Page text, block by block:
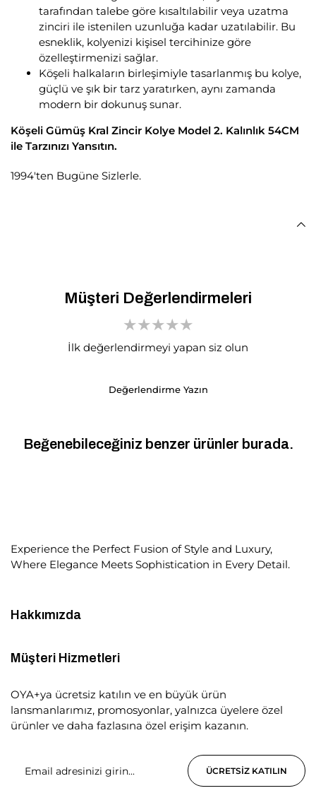
tarafından talebe göre kısaltılabilir veya uzatma
zinciri ile istenilen uzunluğa kadar uzatılabilir. Bu
esneklik, kolyenizi kişisel tercihinize göre
özelleştirmenizi sağlar.
Köşeli halkaların birleşimiyle tasarlanmış bu kolye,
güçlü ve şık bir tarz yaratırken, aynı zamanda
modern bir dokunuş sunar.
Köşeli Gümüş Kral Zincir Kolye Model 2. Kalınlık 54CM
ile Tarzınızı Yansıtın.
1994'ten Bugüne Sizlerle.
Müşteri Değerlendirmeleri
İlk değerlendirmeyi yapan siz olun
Değerlendirme Yazın
Beğenebileceğiniz benzer ürünler burada.
Experience the Perfect Fusion of Style and Luxury,
Where Elegance Meets Sophistication in Every Detail.
Hakkımızda
Müşteri Hizmetleri
OYA+ya ücretsiz katılın ve en büyük ürün
lansmanlarımız, promosyonlar, yalnızca üyelere özel
ürünler ve daha fazlasına özel erişim kazanın.
ÜCRETSIZ KATILIN